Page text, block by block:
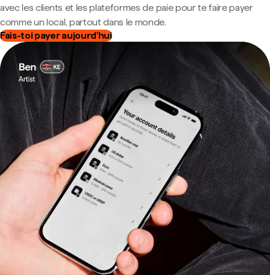
avec les clients et les plateformes de paie pour te faire payer
comme un local, partout dans le monde.
Fais-toi payer aujourd'hui